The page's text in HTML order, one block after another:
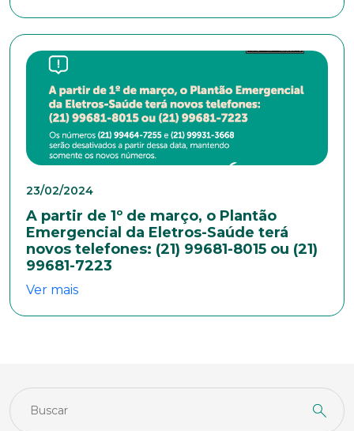
23/02/2024
A partir de 1º de março, o Plantão
Emergencial da Eletros-Saúde terá
novos telefones: (21) 99681-8015 ou (21)
99681-7223
Ver mais